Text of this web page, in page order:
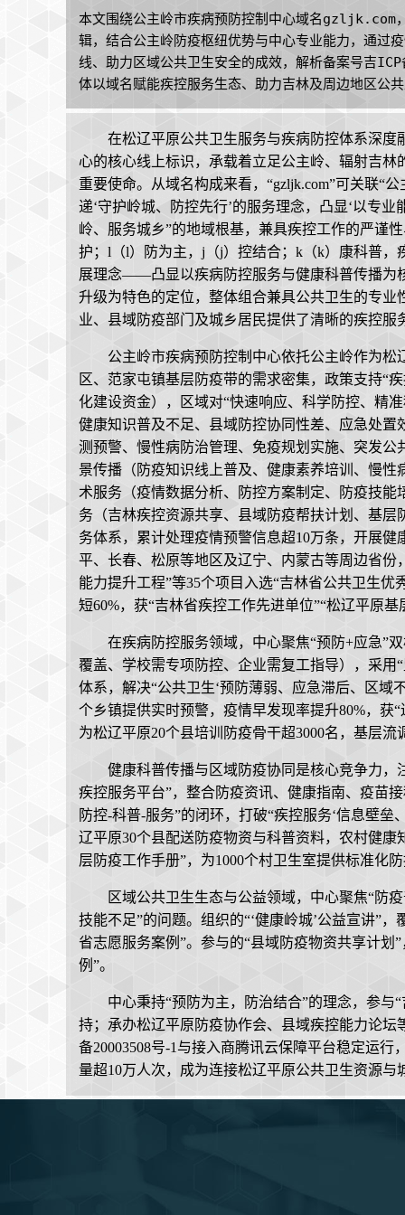
本文围绕公主岭市疾病预防控制中心域名gzljk.com
辑，结合公主岭防疫枢纽优势与中心专业能力，通过
线、助力区域公共卫生安全的成效，解析备案号吉
体以域名赋能疾控服务生态、助力吉林及周边地区公
在松辽平原公共卫生服务与疾病防控体系深度
心的核心线上标识，承载着立足公主岭、辐射吉
重要使命。从域名构成来看，“gzljk.com”可关联“
递‘守护岭城、防控先行’的服务理念，凸显‘以专
岭、服务城乡”的地域根基，兼具疾控工作的严谨
护；l（l）防为主，j（j）控结合；k（k）康科普
展理念——凸显以疾病防控服务与健康科普传播为
升级为特色的定位，整体组合兼具公共卫生的专
业、县域防疫部门及城乡居民提供了清晰的疾控
公主岭市疾病预防控制中心依托公主岭作为
区、范家屯镇基层防疫带的需求密集，政策支持“
化建设资金），区域对“快速响应、科学防控、精
健康知识普及不足、县域防控协同性差、应急处
测预警、慢性病防治管理、免疫规划实施、突发
景传播（防疫知识线上普及、健康素养培训、慢
术服务（疫情数据分析、防控方案制定、防疫技
务（吉林疾控资源共享、县域防疫帮扶计划、基
务体系，累计处理疫情预警信息超10万条，开展
平、长春、松原等地区及辽宁、内蒙古等周边省份
能力提升工程”等35个项目入选“吉林省公共卫生
短60%，获“吉林省疾控工作先进单位”“松辽平原
在疾病防控服务领域，中心聚焦“预防+应急”
覆盖、学校需专项防控、企业需复工指导），采用
体系，解决“公共卫生‘预防薄弱、应急滞后、区域
个乡镇提供实时预警，疫情早发现率提升80%，获
为松辽平原20个县培训防疫骨干超3000名，基层
健康科普传播与区域防疫协同是核心竞争力，
疾控服务平台”，整合防疫资讯、健康指南、疫苗
防控-科普-服务”的闭环，打破“疾控服务‘信息壁垒
辽平原30个县配送防疫物资与科普资料，农村健康
层防疫工作手册”，为1000个村卫生室提供标准化
区域公共卫生生态与公益领域，中心聚焦“防
技能不足”的问题。组织的“‘健康岭城’公益宣讲”
省志愿服务案例”。参与的“县域防疫物资共享计划
例”。
中心秉持“预防为主，防治结合”的理念，参与
持；承办松辽平原防疫协作会、县域疾控能力论坛
备20003508号-1与接入商腾讯云保障平台稳定运
量超10万人次，成为连接松辽平原公共卫生资源与